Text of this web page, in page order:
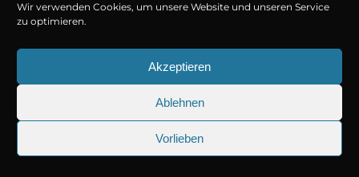
Wir verwenden Cookies, um unsere Website und unseren Service
zu optimieren.
Akzeptieren
Ablehnen
Vorlieben